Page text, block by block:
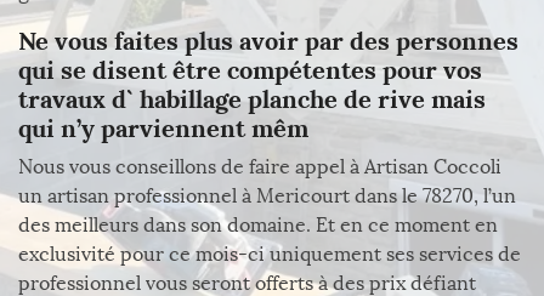
Ne vous faites plus avoir par des personnes
qui se disent être compétentes pour vos
travaux d` habillage planche de rive mais
qui n’y parviennent mêm
Nous vous conseillons de faire appel à Artisan Coccoli
un artisan professionnel à Mericourt dans le 78270, l’un
des meilleurs dans son domaine. Et en ce moment en
exclusivité pour ce mois-ci uniquement ses services de
professionnel vous seront offerts à des prix défiant